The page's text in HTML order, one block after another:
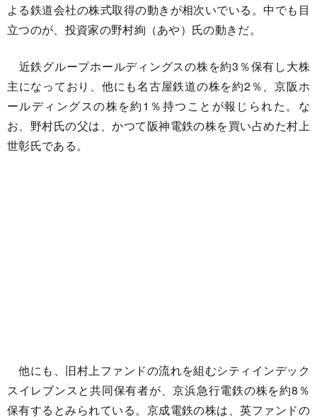
よる鉄道会社の株式取得の動きが相次いでいる。中でも目
立つのが、投資家の野村絢（あや）氏の動きだ。
近鉄グループホールディングスの株を約3％保有し大株
主になっており、他にも名古屋鉄道の株を約2％、京阪ホ
ールディングスの株を約1％持つことが報じられた。な
お、野村氏の父は、かつて阪神電鉄の株を買い占めた村上
世彰氏である。
他にも、旧村上ファンドの流れを組むシティインデック
スイレブンスと共同保有者が、京浜急行電鉄の株を約8％
保有するとみられている。京成電鉄の株は、英ファンドの